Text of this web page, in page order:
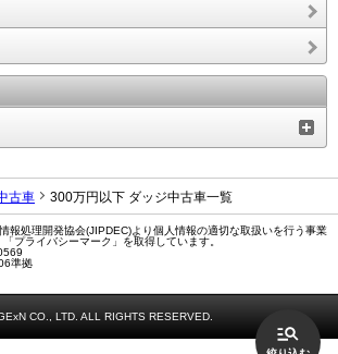
古車 300万円以下 ダッジ中古車一覧
報処理開発協会(JIPDEC)より個人情報の適切な取扱いを行う事業
プライバシーマーク」を取得しています。
準拠
CO., LTD. ALL RIGHTS RESERVED.